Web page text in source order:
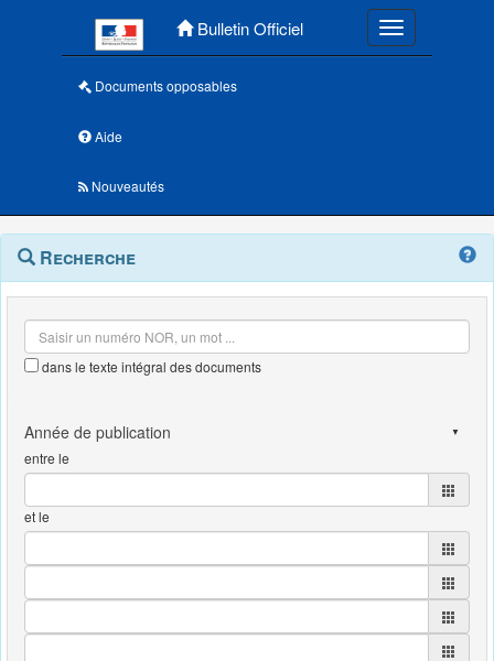
Bulletin Officiel Toggle
Documents opposables
Aide
Nouveautés
Navigation
outils
Menu
contextuel
Recherche
dans le texte intégral des documents
entre le
et le